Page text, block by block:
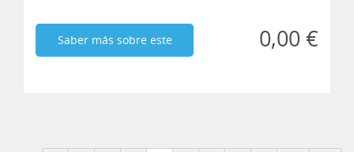
Saber más sobre este 0,00 €